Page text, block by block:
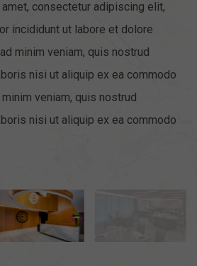
consectetur adipiscing elit,
incididunt ut labore et dolore
minim veniam, quis nostrud
nisi ut aliquip ex ea commodo
veniam, quis nostrud
nisi ut aliquip ex ea commodo